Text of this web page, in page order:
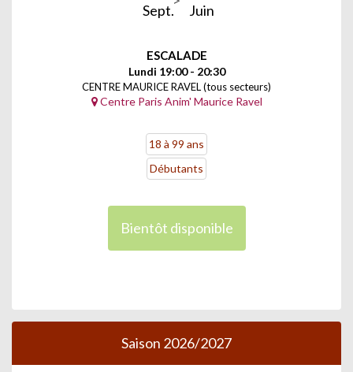
Sept.
Juin
ESCALADE
Lundi 19:00 - 20:30
CENTRE MAURICE RAVEL (tous secteurs)
Centre Paris Anim' Maurice Ravel
18 à 99 ans
Débutants
Bientôt disponible
Saison 2026/2027